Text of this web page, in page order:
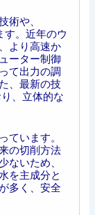
術や、
す。近年のウ
より高速か
ーター制御
て出力の調
、最新の技
、立体的な
ています。
の切削方法
ないため、
を主成分と
多く、安全